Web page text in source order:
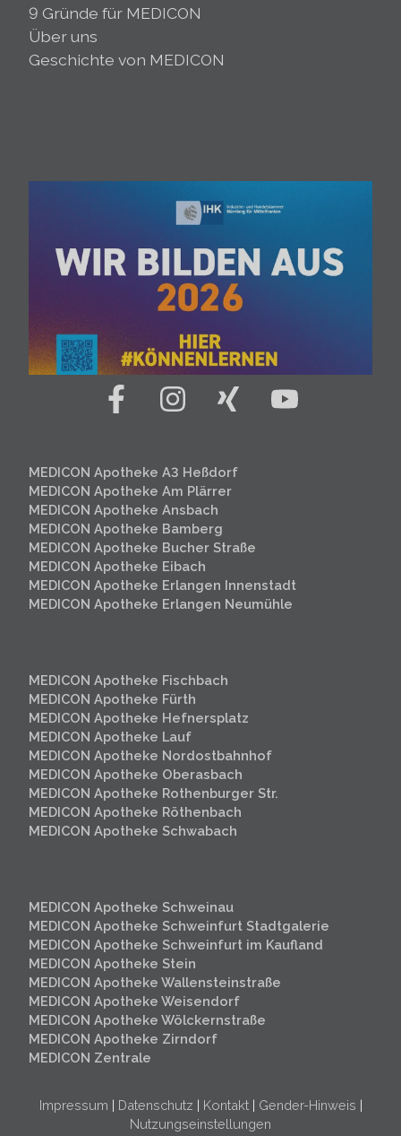
9 Gründe für MEDICON
Über uns
Geschichte von MEDICON
MEDICON Apotheke A3 Heßdorf
MEDICON Apotheke Am Plärrer
MEDICON Apotheke Ansbach
MEDICON Apotheke Bamberg
MEDICON Apotheke Bucher Straße
MEDICON Apotheke Eibach
MEDICON Apotheke Erlangen Innenstadt
MEDICON Apotheke Erlangen Neumühle
MEDICON Apotheke Fischbach
MEDICON Apotheke Fürth
MEDICON Apotheke Hefnersplatz
MEDICON Apotheke Lauf
MEDICON Apotheke Nordostbahnhof
MEDICON Apotheke Oberasbach
MEDICON Apotheke Rothenburger Str.
MEDICON Apotheke Röthenbach
MEDICON Apotheke Schwabach
MEDICON Apotheke Schweinau
MEDICON Apotheke Schweinfurt Stadtgalerie
MEDICON Apotheke Schweinfurt im Kaufland
MEDICON Apotheke Stein
MEDICON Apotheke Wallensteinstraße
MEDICON Apotheke Weisendorf
MEDICON Apotheke Wölckernstraße
MEDICON Apotheke Zirndorf
MEDICON Zentrale
Impressum | Datenschutz | Kontakt| Gender-Hinweis |
Nutzungseinstellungen